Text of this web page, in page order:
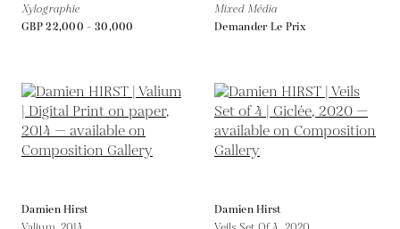
Xylographie
GBP 22,000 - 30,000
Mixed Média
Demander Le Prix
Damien Hirst
Damien Hirst